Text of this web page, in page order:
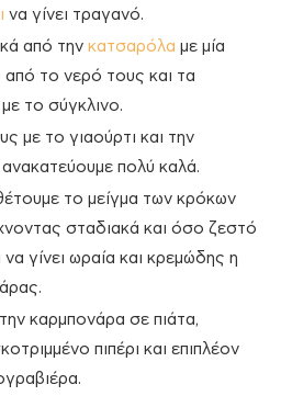
να γίνει τραγανό.
από την κατσαρόλα με μία
από το νερό τους και τα
το σύγκλινο.
με το γιαούρτι και την
πολύ καλά.
το μείγμα των κρόκων
σταδιακά και όσο ζεστό
να γίνει ωραία και κρεμώδης η
καρμπονάρα σε πιάτα,
πιπέρι και επιπλέον